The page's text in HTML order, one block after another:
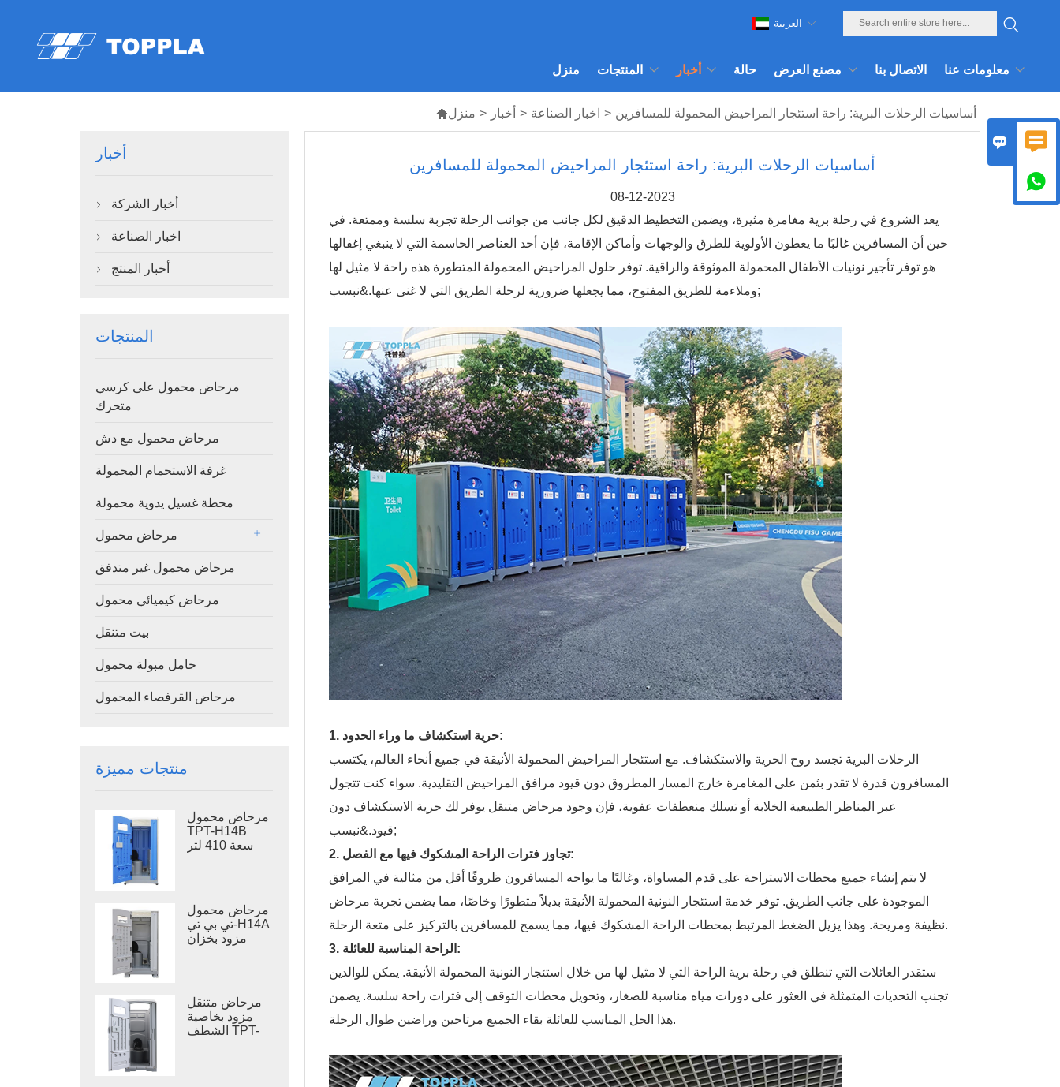
منزل المنتجات أخبار حالة مصنع العرض الاتصال بنا معلومات عنا
العربية
منزل > أخبار > اخبار الصناعة > أساسيات الرحلات البرية: راحة استئجار المراحيض المحمولة للمسافرين
أخبار
 أخبار الشركة
 اخبار الصناعة
 أخبار المنتج
المنتجات
مرحاض محمول على كرسي
متحرك
مرحاض محمول مع دش
غرفة الاستحمام المحمولة
محطة غسيل يدوية محمولة
مرحاض محمول
مرحاض محمول غير متدفق
مرحاض كيميائي محمول
بيت متنقل
حامل مبولة محمول
مرحاض القرفصاء المحمول
منتجات مميزة
مرحاض محمول
TPT-H14B
سعة 410 لتر
مرحاض محمول
تي بي تي-H14A
مزود بخزان
مرحاض متنقل
مزود بخاصية
الشطف TPT-
أساسيات الرحلات البرية: راحة استئجار المراحيض المحمولة للمسافرين
08-12-2023
يعد الشروع في رحلة برية مغامرة مثيرة، ويضمن التخطيط الدقيق لكل جانب من جوانب الرحلة تجربة سلسة وممتعة. في
حين أن المسافرين غالبًا ما يعطون الأولوية للطرق والوجهات وأماكن الإقامة، فإن أحد العناصر الحاسمة التي لا ينبغي إغفالها
هو توفر تأجير نونيات الأطفال المحمولة الموثوقة والراقية. توفر حلول المراحيض المحمولة المتطورة هذه راحة لا مثيل لها
وملاءمة للطريق المفتوح، مما يجعلها ضرورية لرحلة الطريق التي لا غنى عنها.&نبسب;
1. حرية استكشاف ما وراء الحدود:
الرحلات البرية تجسد روح الحرية والاستكشاف. مع استئجار المراحيض المحمولة الأنيقة في جميع أنحاء العالم، يكتسب
المسافرون قدرة لا تقدر بثمن على المغامرة خارج المسار المطروق دون قيود مرافق المراحيض التقليدية. سواء كنت تتجول
عبر المناظر الطبيعية الخلابة أو تسلك منعطفات عفوية، فإن وجود مرحاض متنقل يوفر لك حرية الاستكشاف دون
قيود.&نبسب;
2. تجاوز فترات الراحة المشكوك فيها مع الفصل:
لا يتم إنشاء جميع محطات الاستراحة على قدم المساواة، وغالبًا ما يواجه المسافرون ظروفًا أقل من مثالية في المرافق
الموجودة على جانب الطريق. توفر خدمة استئجار النونية المحمولة الأنيقة بديلاً متطورًا وخاصًا، مما يضمن تجربة مرحاض
نظيفة ومريحة. وهذا يزيل الضغط المرتبط بمحطات الراحة المشكوك فيها، مما يسمح للمسافرين بالتركيز على متعة الرحلة.
3. الراحة المناسبة للعائلة:
ستقدر العائلات التي تنطلق في رحلة برية الراحة التي لا مثيل لها من خلال استئجار النونية المحمولة الأنيقة. يمكن للوالدين
تجنب التحديات المتمثلة في العثور على دورات مياه مناسبة للصغار، وتحويل محطات التوقف إلى فترات راحة سلسة. يضمن
هذا الحل المناسب للعائلة بقاء الجميع مرتاحين وراضين طوال الرحلة.
 
